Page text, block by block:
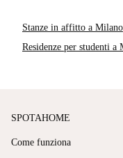
Stanze in affitto a Milano
Residenze per studenti a
SPOTAHOME
Come funziona